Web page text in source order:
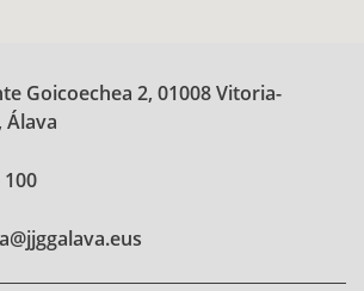
Goicoechea 2, 01008 Vitoria-
Álava
100